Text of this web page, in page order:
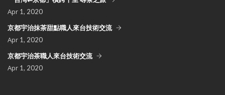
Apr 1, 2020
京都宇治抹茶甜點職人來台技術交流
Apr 1, 2020
京都宇治茶職人來台技術交流
Apr 1, 2020